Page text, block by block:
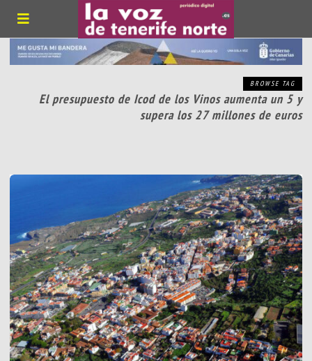
BROWSE TAG
El presupuesto de Icod de los Vinos aumenta un 5 y
supera los 27 millones de euros